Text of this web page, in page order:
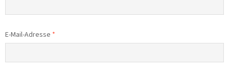
E-Mail-Adresse *